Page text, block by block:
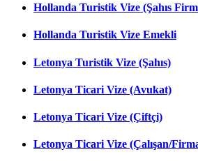
Hollanda Turistik Vize (Şahıs
Hollanda Turistik Vize Emekli
Letonya Turistik Vize (Şahıs)
Letonya Ticari Vize (Avukat)
Letonya Ticari Vize (Çiftçi)
Letonya Ticari Vize (Çalışan/